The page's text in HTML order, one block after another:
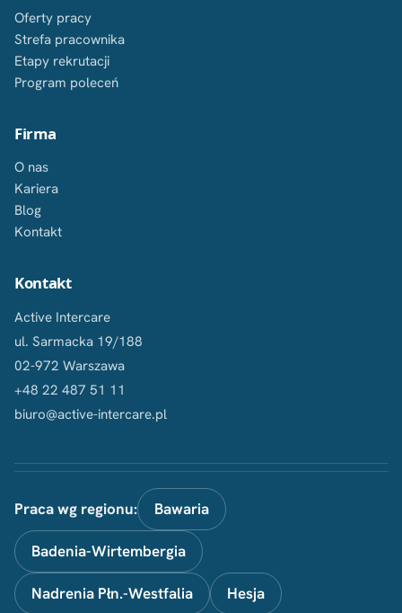
Oferty pracy
Strefa pracownika
Etapy rekrutacji
Program poleceń
Firma
O nas
Kariera
Blog
Kontakt
Kontakt
Active Intercare
ul. Sarmacka 19/188
02-972 Warszawa
+48 22 487 51 11
biuro@active-intercare.pl
Praca wg regionu: Bawaria
Badenia-Wirtembergia
Nadrenia Płn.-Westfalia Hesja